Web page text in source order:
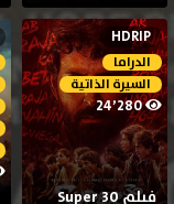
HDRIP
الدراما
السيرة الذاتية
24٬280
فيلم Super 30